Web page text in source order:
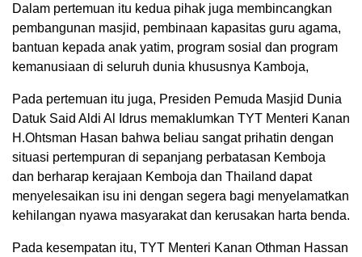
Dalam pertemuan itu kedua pihak juga membincangkan
pembangunan masjid, pembinaan kapasitas guru agama,
bantuan kepada anak yatim, program sosial dan program
kemanusiaan di seluruh dunia khususnya Kamboja,
Pada pertemuan itu juga, Presiden Pemuda Masjid Dunia
Datuk Said Aldi Al Idrus memaklumkan TYT Menteri Kanan
H.Ohtsman Hasan bahwa beliau sangat prihatin dengan
situasi pertempuran di sepanjang perbatasan Kemboja
dan berharap kerajaan Kemboja dan Thailand dapat
menyelesaikan isu ini dengan segera bagi menyelamatkan
kehilangan nyawa masyarakat dan kerusakan harta benda.
Pada kesempatan itu, TYT Menteri Kanan Othman Hassan